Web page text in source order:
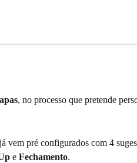
, no processo que pretende
vem pré configurados com 4
e Fechamento.